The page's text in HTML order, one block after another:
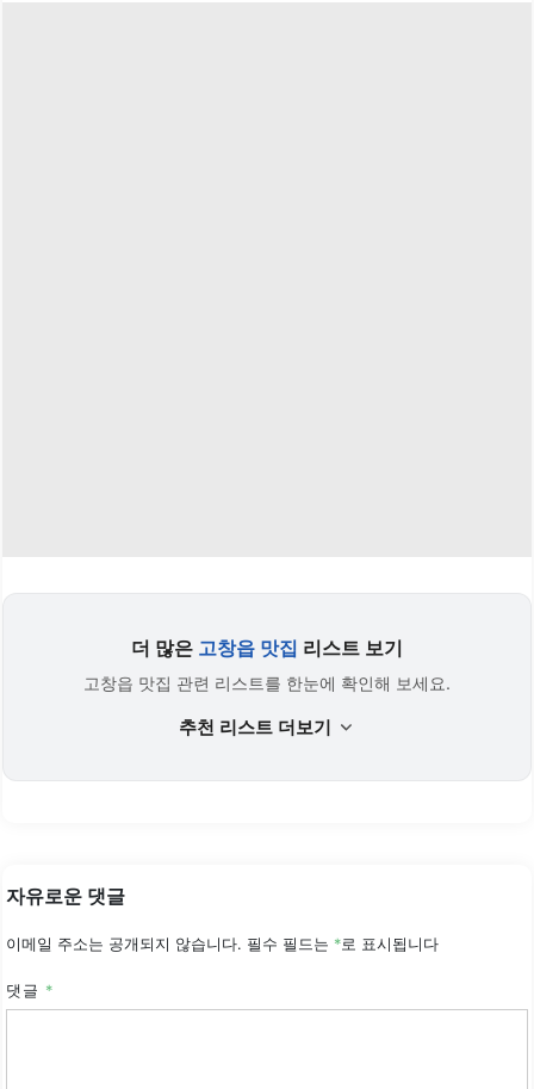
더 많은 고창읍 맛집 리스트 보기
고창읍 맛집 관련 리스트를 한눈에 확인해 보세요.
추천 리스트 더보기
자유로운 댓글
이메일 주소는 공개되지 않습니다. 필수 필드는 *로 표시됩니다
댓글 *